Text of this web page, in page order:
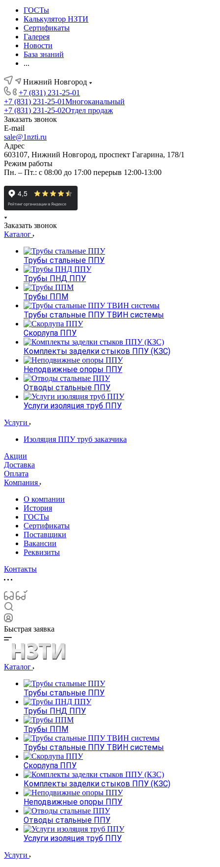
ГОСТы
Калькулятор НЗТИ
Сертификаты
Галерея
Новости
База знаний
...
Нижний Новгород
+7 (831) 231-25-01
+7 (831) 231-25-01Многоканальный
+7 (831) 231-25-02Отдел продаж
Заказать звонок
E-mail
sale@1nzti.ru
Адрес
603107, Нижний Новгород, проспект Гагарина, 178/1
Режим работы
Пн. – Пт.: с 08:00 до 17:00 перерыв 12:00-13:00
Заказать звонок
Каталог
Трубы стальные ППУ
Трубы ПНД ППУ
Трубы ППМ
Трубы стальные ППУ ТВИН системы
Скорлупа ППУ
Комплекты заделки стыков ППУ (КЗС)
Неподвижные опоры ППУ
Отводы стальные ППУ
Услуги изоляция труб ППУ
Услуги
Изоляция ППУ труб заказчика
Акции
Доставка
Оплата
Компания
О компании
История
ГОСТы
Сертификаты
Поставщики
Вакансии
Реквизиты
Контакты
Быстрая заявка
Каталог
Трубы стальные ППУ
Трубы ПНД ППУ
Трубы ППМ
Трубы стальные ППУ ТВИН системы
Скорлупа ППУ
Комплекты заделки стыков ППУ (КЗС)
Неподвижные опоры ППУ
Отводы стальные ППУ
Услуги изоляция труб ППУ
Услуги